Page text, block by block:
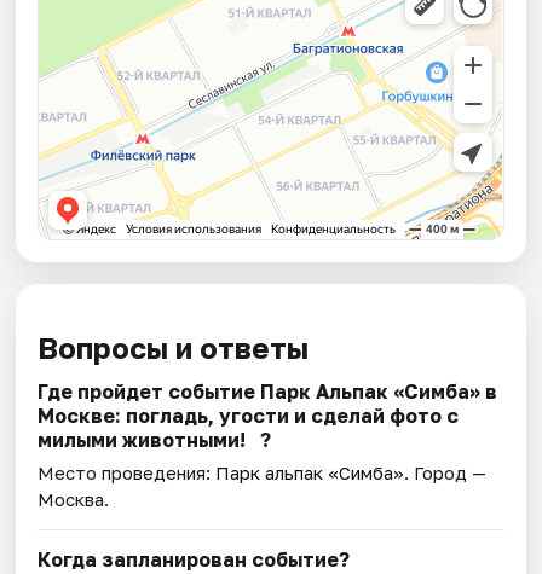
Вопросы и ответы
Где пройдет событие Парк Альпак «Симба» в
Москве: погладь, угости и сделай фото с
милыми животными!⠀?
Место проведения: Парк альпак «Симба». Город —
Москва.
Когда запланирован событие?